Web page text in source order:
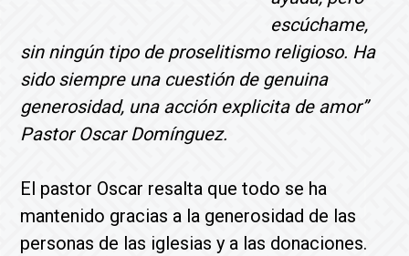
escúchame,
sin ningún tipo de proselitismo religioso. Ha
sido siempre una cuestión de genuina
generosidad, una acción explicita de amor”
Pastor Oscar Domínguez.
El pastor Oscar resalta que todo se ha
mantenido gracias a la generosidad de las
personas de las iglesias y a las donaciones.